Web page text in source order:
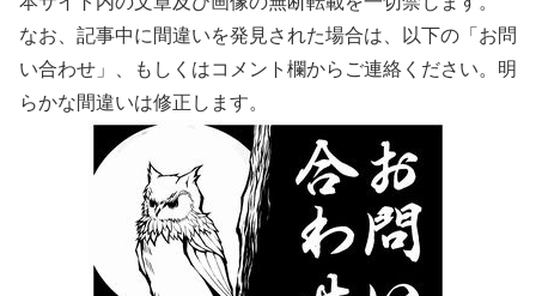
なお、記事中に間違いを発見された場合は、以下の「お問
い合わせ」、もしくはコメント欄からご連絡ください。明
らかな間違いは修正します。